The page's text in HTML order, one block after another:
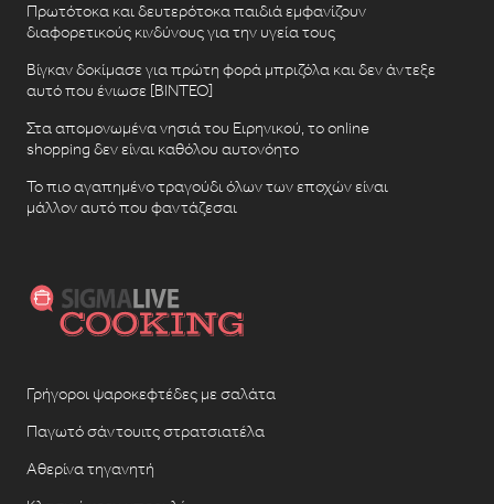
Πρωτότοκα και δευτερότοκα παιδιά εμφανίζουν
διαφορετικούς κινδύνους για την υγεία τους
Βίγκαν δοκίμασε για πρώτη φορά μπριζόλα και δεν άντεξε
αυτό που ένιωσε [ΒΙΝΤΕΟ]
Στα απομονωμένα νησιά του Ειρηνικού, το online
shopping δεν είναι καθόλου αυτονόητο
Το πιο αγαπημένο τραγούδι όλων των εποχών είναι
μάλλον αυτό που φαντάζεσαι
Γρήγοροι ψαροκεφτέδες με σαλάτα
Παγωτό σάντουιτς στρατσιατέλα
Αθερίνα τηγανητή